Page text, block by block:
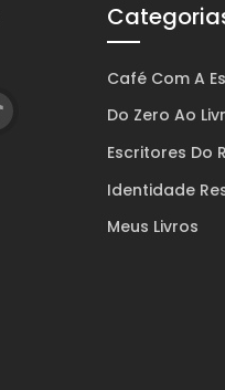
Café Com A
Do Zero Ao
Escritores Do
Identidade
Meus Livros